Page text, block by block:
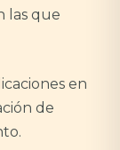
las que
en
de